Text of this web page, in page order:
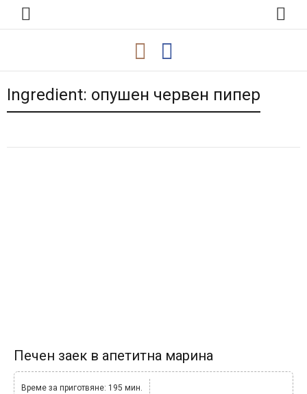
Ingredient: опушен червен пипер
Печен заек в апетитна марина
Време за приготвяне: 195 мин.